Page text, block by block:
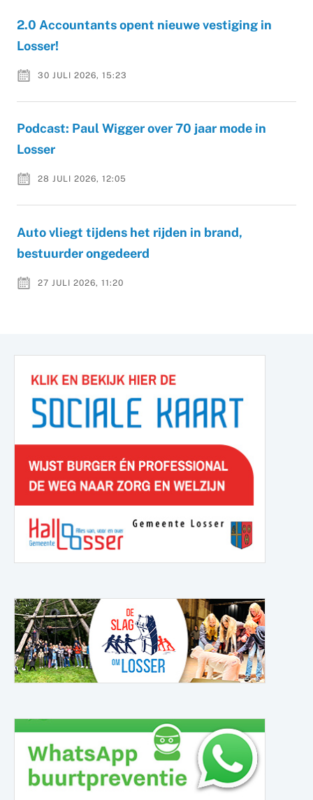
2.0 Accountants opent nieuwe vestiging in
Losser!
30 JULI 2026, 15:23
Podcast: Paul Wigger over 70 jaar mode in
Losser
28 JULI 2026, 12:05
Auto vliegt tijdens het rijden in brand,
bestuurder ongedeerd
27 JULI 2026, 11:20